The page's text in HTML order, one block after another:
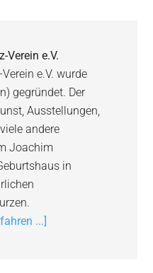
Verein e.V.
e.V. wurde
gegründet. Der
Ausstellungen,
andere
Joachim
in
...]